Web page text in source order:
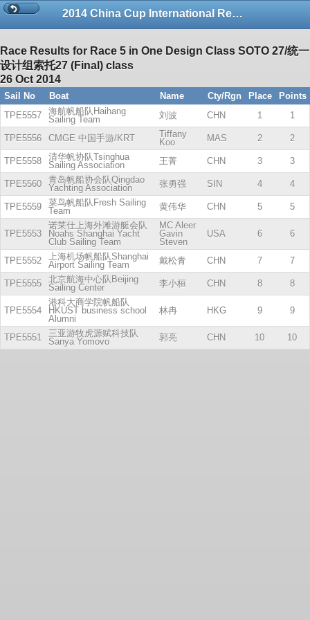
2014 China Cup International Regatta
Race Results for Race 5 in One Design Class SOTO 27/统一
设计组索托27 (Final) class
26 Oct 2014
Sail No Boat Name Cty/Rgn Place
Points
TPE5557
海航帆船队Haihang
Sailing Team
刘波 CHN 1 1
TPE5556 CMGE 中国手游/KRT
Tiffany
Koo
MAS 2 2
TPE5558
清华帆协队Tsinghua
Sailing Association
王菁 CHN 3 3
TPE5560
青岛帆船协会队Qingdao
Yachting Association
张勇强 SIN 4 4
TPE5559
菜鸟帆船队Fresh Sailing
Team
黄伟华 CHN 5 5
TPE5553
诺莱仕上海外滩游艇会队
Noahs Shanghai Yacht
Club Sailing Team
MC Aleer
Gavin
Steven
USA 6 6
TPE5552
上海机场帆船队Shanghai
Airport Sailing Team
戴松青 CHN 7 7
TPE5555
北京航海中心队Beijing
Sailing Center
李小桓 CHN 8 8
TPE5554
港科大商学院帆船队
HKUST business school
Alumni
林冉 HKG 9 9
TPE5551
三亚游牧虎源赋科技队
Sanya Yomovo
郭亮 CHN 10 10